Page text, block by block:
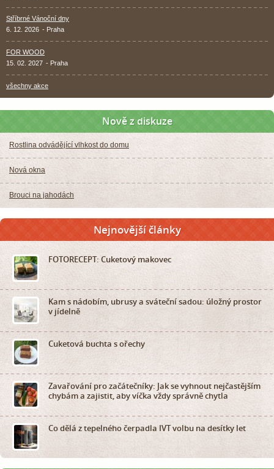
Stříbrné Vánoční dny
6. 12. 2026 - Praha
FOR WOOD
15. 02. 2027 - Praha
všechny akce
Nově z diskuze
Rostlina odvádějící vlhkost do domu
Nová okna
Brouci na jahodách
Nejnovější články
FOTORECEPT: Cuketový makovec
Kam s nádobím, ubrusy a sváteční sadou: úložný prostor
v jídelně
Cuketová buchta s ořechy
Zavařování pro začátečníky: Jak se vyhnout nejčastějším
chybám a zajistit, aby víčka vždy správně chytla
Co dělá z tepelného čerpadla IVT volbu na desítky let